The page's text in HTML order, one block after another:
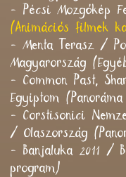
- Pécsi Mozgókép
(Animációs filmek
- Menta Terasz /
Magyarország
- Common Past,
Egyiptom
- Corstisonici
/ Olaszország
- Banjaluka 2011 /
program)